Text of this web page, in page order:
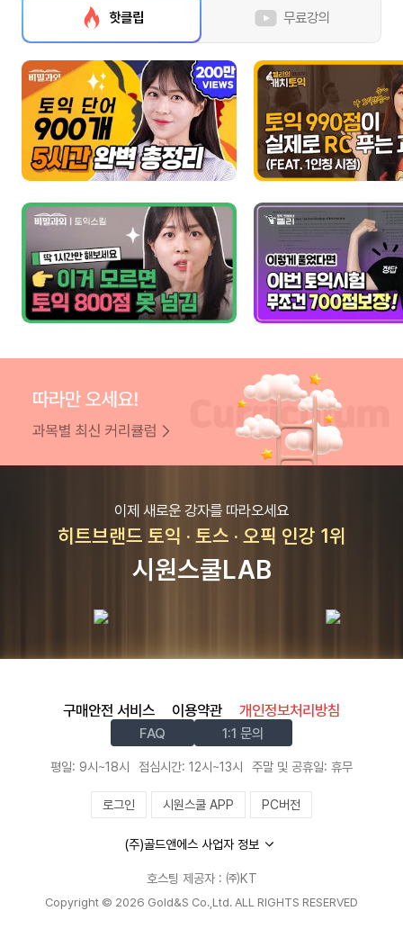
핫클립 무료강의
이제 새로운 강자를 따라오세요
히트브랜드 토익 · 토스 · 오픽 인강 1위
시원스쿨LAB
구매안전 서비스 이용약관 개인정보처리방침
FAQ 1:1 문의
평일: 9시~18시 점심시간: 12시~13시 주말 및 공휴일: 휴무
로그인 시원스쿨 APP PC버전
(주)골드앤에스 사업자 정보
호스팅 제공자 : ㈜KT
Copyright © 2026 Gold&S Co.,Ltd. ALL RIGHTS RESERVED